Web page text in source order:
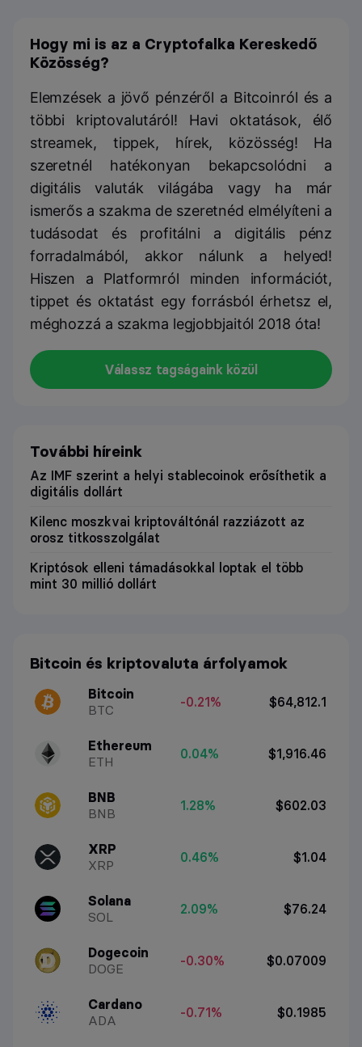
Hogy mi is az a Cryptofalka Kereskedő
Közösség?
Elemzések a jövő pénzéről a Bitcoinról és a
többi kriptovalutáról! Havi oktatások, élő
streamek, tippek, hírek, közösség! Ha
szeretnél hatékonyan bekapcsolódni a
digitális valuták világába vagy ha már
ismerős a szakma de szeretnéd elmélyíteni a
tudásodat és profitálni a digitális pénz
forradalmából, akkor nálunk a helyed!
Hiszen a Platformról minden információt,
tippet és oktatást egy forrásból érhetsz el,
méghozzá a szakma legjobbjaitól 2018 óta!
Válassz tagságaink közül
További híreink
Az IMF szerint a helyi stablecoinok erősíthetik a
digitális dollárt
Kilenc moszkvai kriptováltónál razziázott az
orosz titkosszolgálat
Kriptósok elleni támadásokkal loptak el több
mint 30 millió dollárt
Bitcoin és kriptovaluta árfolyamok
Bitcoin
BTC
-0.21% $64,812.1
Ethereum
ETH
0.04% $1,916.46
BNB
BNB
1.28% $602.03
XRP
XRP
0.46% $1.04
Solana
SOL
2.09% $76.24
Dogecoin
DOGE
-0.30% $0.07009
Cardano
ADA
-0.71% $0.1985